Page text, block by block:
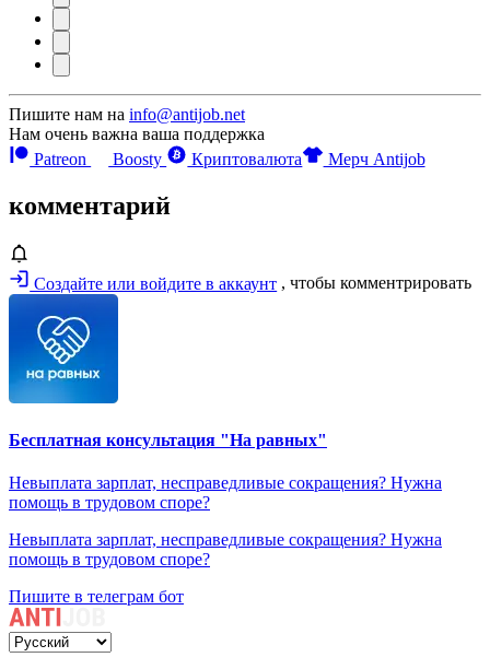
Пишите нам на info@antijob.net
Нам очень важна ваша поддержка
Patreon
Boosty Криптовалюта Мерч Antijob
комментарий
Создайте или войдите в аккаунт , чтобы комментрировать
Бесплатная консультация "На равных"
Невыплата зарплат, несправедливые сокращения? Нужна
помощь в трудовом споре?
Невыплата зарплат, несправедливые сокращения? Нужна
помощь в трудовом споре?
Пишите в телеграм бот